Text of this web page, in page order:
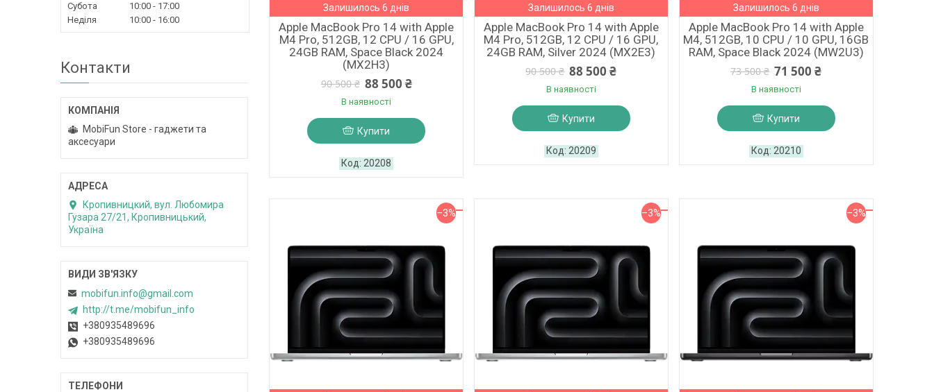
Залишилось 6 днів
Apple MacBook Pro 14 with Apple
M4 Pro, 512GB, 12 CPU / 16 GPU,
24GB RAM, Space Black 2024
(MX2H3)
90 500 ₴ 88 500 ₴
В наявності
Купити
20208
Залишилось 6 днів
Apple MacBook Pro 14 with Apple
M4 Pro, 512GB, 12 CPU / 16 GPU,
24GB RAM, Silver 2024 (MX2E3)
90 500 ₴ 88 500 ₴
В наявності
Купити
20209
Залишилось 6 днів
Apple MacBook Pro 14 with Apple
M4, 512GB, 10 CPU / 10 GPU, 16GB
RAM, Space Black 2024 (MW2U3)
73 500 ₴ 71 500 ₴
В наявності
Купити
20210
–3% –3% –3%
Субота
10:00
17:00
Неділя
10:00 16:00
Контакти
MobiFun Store - гаджети та
аксесуари
Кропивницкий, вул. Любомира
Гузара 27/21, Кропивницький,
Україна
mobifun.info@gmail.com
http://t.me/mobifun_info
+380935489696
+380935489696